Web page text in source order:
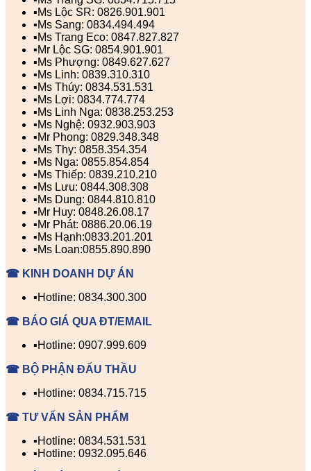
▪️Ms Lộc SR: 0826.901.901
▪️Ms Sang: 0834.494.494
▪️Ms Trang Eco: 0847.827.827
▪️Mr Lộc SG: 0854.901.901
▪️Ms Phượng: 0849.627.627
▪️Ms Linh: 0839.310.310
▪️Ms Thúy: 0834.531.531
▪️Ms Lợi: 0834.774.774
▪️Ms Linh Nga: 0838.253.253
▪️Ms Nghệ: 0932.903.903
▪️Mr Phong: 0829.348.348
▪️Ms Thy: 0858.354.354
▪️Ms Nga: 0855.854.854
▪️Ms Thiếp: 0839.210.210
▪️Ms Lưu: 0844.308.308
▪️Ms Dung: 0844.810.810
▪️Mr Huy: 0848.26.08.17
▪️Mr Phát: 0886.20.06.19
▪️Ms Hạnh:0833.201.201
▪️Ms Loan:0855.890.890
☎ KINH DOANH DỰ ÁN
▪️Hotline: 0834.300.300
☎ BÁO GIÁ QUA ĐT/EMAIL
▪️Hotline: 0907.999.609
☎ BỘ PHẬN ĐẤU THẦU
▪️Hotline: 0834.715.715
☎ TƯ VẤN SẢN PHẨM
▪️Hotline: 0834.531.531
▪️Hotline: 0932.095.646